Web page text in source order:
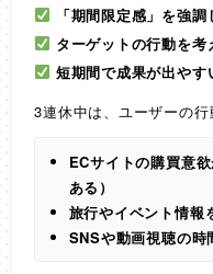
「期間限定感」を強
ターゲットの行動を
短期間で成果が出や
3連休中は、ユーザーの
ECサイトの購買意
ある）
旅行やイベント情報
SNSや動画視聴の時